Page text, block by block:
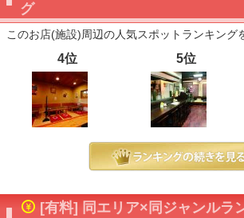
グ
このお店(施設)周辺の人気スポットランキング
4位 5位
[有料] 同エリア×同ジャンルラ